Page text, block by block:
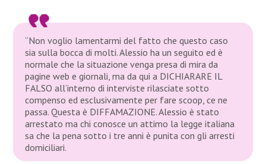
“Non voglio lamentarmi del fatto che questo caso
sia sulla bocca di molti. Alessio ha un seguito ed è
normale che la situazione venga presa di mira da
pagineweb e giornali, ma da qui a DICHIARARE IL
FALSO all’interno di interviste rilasciate sotto
compenso ed esclusivamente per fare scoop, ce ne
passa. Questa è DIFFAMAZIONE. Alessio è stato
arrestato ma chi conosce un attimo la legge italiana
sa che la pena sotto i tre anni è punita con gli arresti
domiciliari.